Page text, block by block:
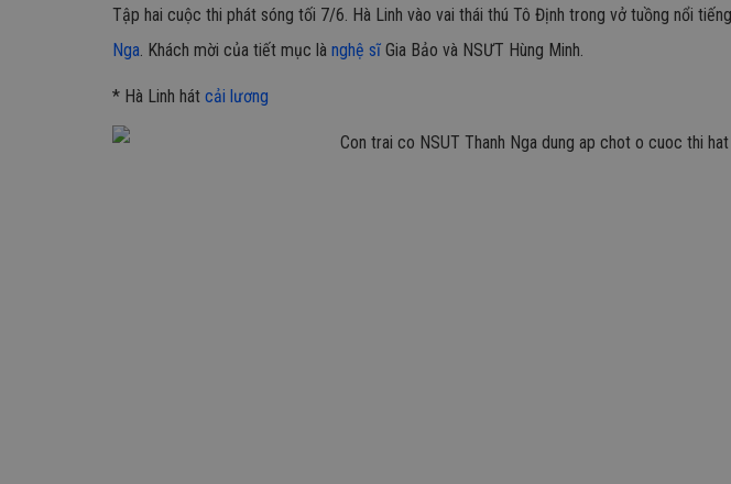
Tập hai cuộc thi phát sóng tối 7/6. Hà Linh vào vai thái thú Tô Định trong vở tuồng nổi
Nga. Khách mời của tiết mục là nghệ sĩ Gia Bảo và NSƯT Hùng Minh.
* Hà Linh hát cải lương